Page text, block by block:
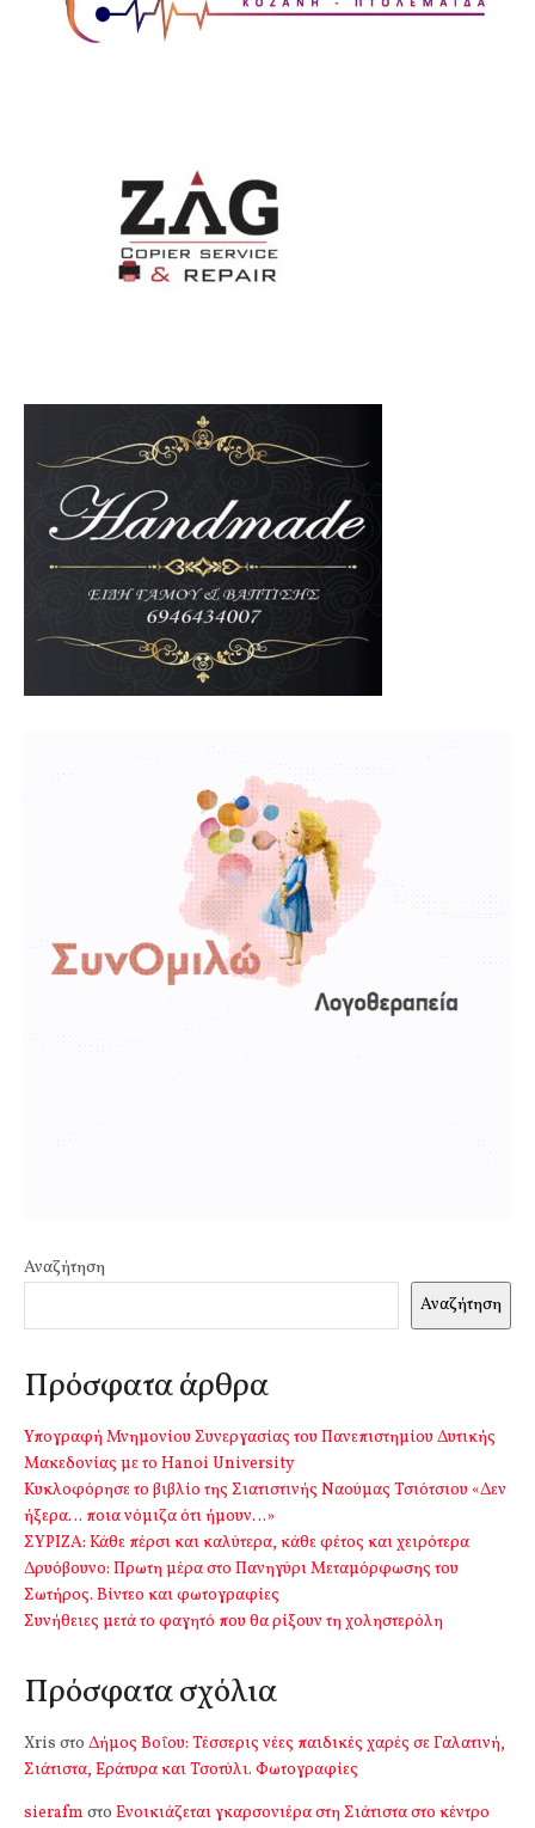
Αναζήτηση
Αναζήτηση
Πρόσφατα άρθρα
Υπογραφή Μνημονίου Συνεργασίας του Πανεπιστημίου Δυτικής
Μακεδονίας με το Hanoi University
Κυκλοφόρησε το βιβλίο της Σιατιστινής Ναούμας Τσιότσιου «Δεν
ήξερα… ποια νόμιζα ότι ήμουν…»
ΣΥΡΙΖΑ: Κάθε πέρσι και καλύτερα, κάθε φέτος και χειρότερα
Δρυόβουνο: Πρωτη μέρα στο Πανηγύρι Μεταμόρφωσης του
Σωτήρος. Βίντεο και φωτογραφίες
Συνήθειες μετά το φαγητό που θα ρίξουν τη χοληστερόλη
Πρόσφατα σχόλια
Xris στο Δήμος Βοΐου: Τέσσερις νέες παιδικές χαρές σε Γαλατινή,
Σιάτιστα, Εράτυρα και Τσοτύλι. Φωτογραφίες
sierafm στο Ενοικιάζεται γκαρσονιέρα στη Σιάτιστα στο κέντρο